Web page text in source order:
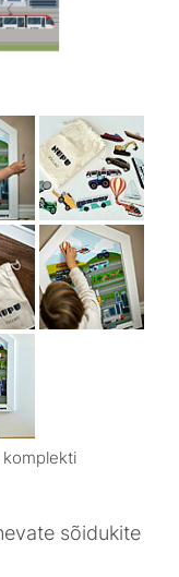
komplekti
sõidukite